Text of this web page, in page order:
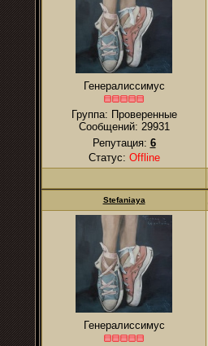
Генералиссимус
Группа: Проверенные
Сообщений: 29931
Репутация: 6
Статус: Offline
Stefaniaya
Генералиссимус